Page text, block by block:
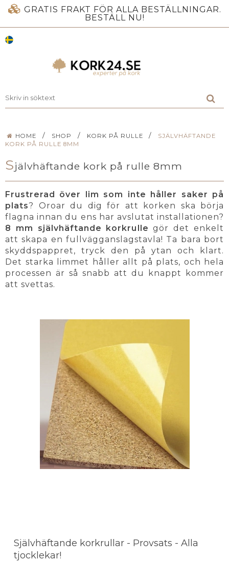
GRATIS FRAKT FÖR ALLA BESTÄLLNINGAR.
BESTÄLL NU!
HOME / SHOP / KORK PÅ RULLE /
SJÄLVHÄFTANDE
KORK PÅ RULLE 8MM
Självhäftande kork på rulle 8mm
Frustrerad över lim som inte håller saker på
plats? Oroar du dig för att korken ska börja
flagna innan du ens har avslutat installationen?
8 mm självhäftande korkrulle gör det enkelt
att skapa en fullvägganslagstavla! Ta bara bort
skyddspappret, tryck den på ytan och klart.
Det starka limmet håller allt på plats, och hela
processen är så snabb att du knappt kommer
att svettas.
Självhäftande korkrullar - Provsats - Alla
tjocklekar!